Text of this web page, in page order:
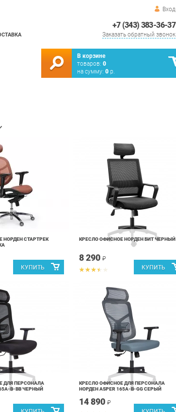
Вход
+7 (343) 383-36-37
Заказать обратный звонок
В корзине
товаров: 0
на сумму: 0 р.
НОРДЕН СТАРТРЕК
КРЕСЛО ОФИСНОЕ НОРДЕН БИТ ЧЕРНЫЙ
8 290 ₽
ДЛЯ ПЕРСОНАЛА
B-BB ЧЕРНЫЙ
КРЕСЛО ОФИСНОЕ ДЛЯ ПЕРСОНАЛА
НОРДЕН ASPER 165A-B-GG СЕРЫЙ
14 890 ₽